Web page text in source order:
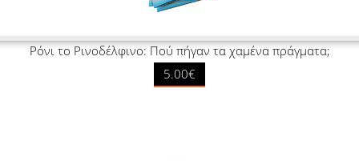
Ρόνι το Ρινοδέλφινο: Πού πήγαν τα χαμένα πράγματα;
5.00€